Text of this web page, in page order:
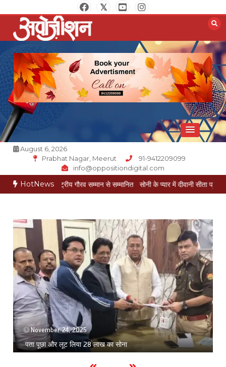
to
content
Opposition Digital
August 6, 2026
Prabhat Nagar, Meerut
91-9412209099
info@oppositiondigital.com
HotNews
राष्ट्रीय गौरव सम्मान से सम्मानित सोनी के प्यार में दीवानी सीता पहुंची मेरठ सोनी के
November 24, 2025
पता पूछा और लूट लिया 28 लाख का सोना